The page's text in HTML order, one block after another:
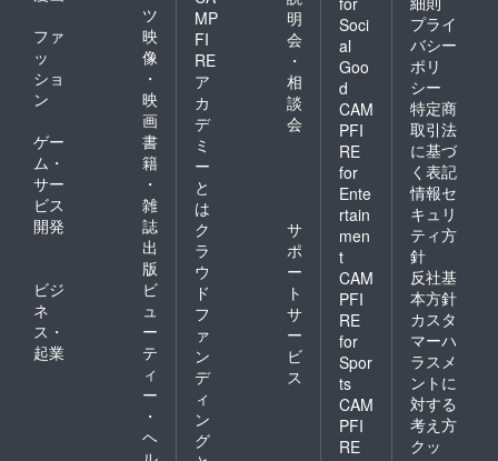
ツ
ファ
ッ
ショ
ン
映
像
・
映
画
ゲー
ム・
サー
ビス
開発
書
籍
・
雑
誌
出
版
ビジ
ネ
ス・
起業
ビ
ュ
ー
テ
ィ
ー
・
ヘ
MP
FI
RE
ア
カ
デ
ミ
ー
と
は
明
会
・
相
談
会
ク
ラ
ウ
ド
フ
ァ
ン
デ
ィ
ン
グ
サ
ポ
ー
ト
サ
ー
ビ
ス
Soci
al
Goo
d
CAM
PFI
RE
for
Ente
rtain
men
t
CAM
PFI
RE
for
Spor
ts
CAM
PFI
RE
プライ
バシー
ポリ
シー
特定商
取引法
に基づ
く表記
情報セ
キュリ
ティ方
針
反社基
本方針
カスタ
マーハ
ラスメ
ントに
対する
考え方
クッ